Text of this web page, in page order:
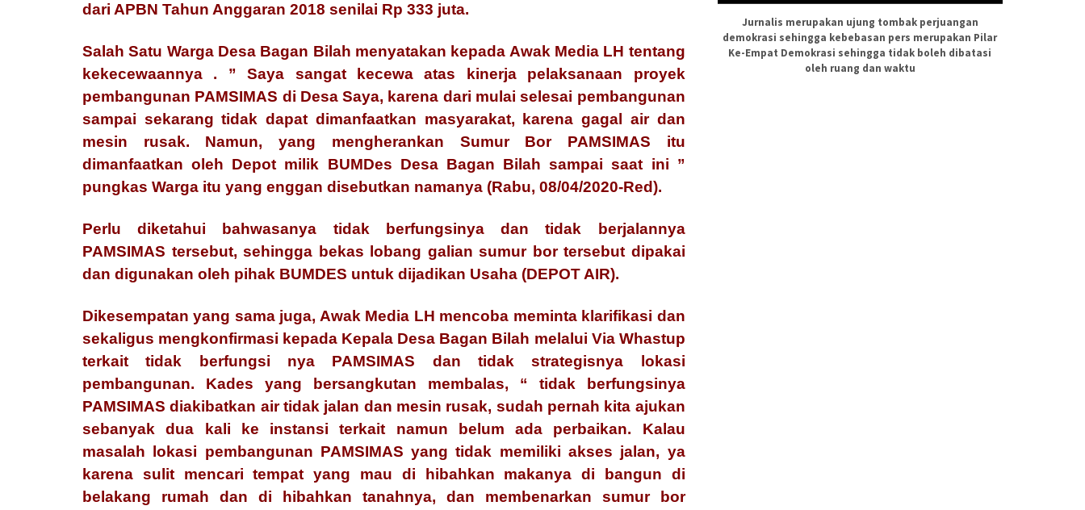
dari APBN Tahun Anggaran 2018 senilai Rp 333 juta.
Salah Satu Warga Desa Bagan Bilah menyatakan kepada Awak Media LH tentang
kekecewaannya . ” Saya sangat kecewa atas kinerja pelaksanaan proyek
pembangunan PAMSIMAS di Desa Saya, karena dari mulai selesai pembangunan
sampai sekarang tidak dapat dimanfaatkan masyarakat, karena gagal air dan
mesin rusak. Namun, yang mengherankan Sumur Bor PAMSIMAS itu
dimanfaatkan oleh Depot milik BUMDes Desa Bagan Bilah sampai saat ini ”
pungkas Warga itu yang enggan disebutkan namanya (Rabu, 08/04/2020-Red).
Perlu diketahui bahwasanya tidak berfungsinya dan tidak berjalannya
PAMSIMAS tersebut, sehingga bekas lobang galian sumur bor tersebut dipakai
dan digunakan oleh pihak BUMDES untuk dijadikan Usaha (DEPOT AIR).
Dikesempatan yang sama juga, Awak Media LH mencoba meminta klarifikasi dan
sekaligus mengkonfirmasi kepada Kepala Desa Bagan Bilah melalui Via Whastup
terkait tidak berfungsi nya PAMSIMAS dan tidak strategisnya lokasi
pembangunan. Kades yang bersangkutan membalas, “ tidak berfungsinya
PAMSIMAS diakibatkan air tidak jalan dan mesin rusak, sudah pernah kita ajukan
sebanyak dua kali ke instansi terkait namun belum ada perbaikan. Kalau
masalah lokasi pembangunan PAMSIMAS yang tidak memiliki akses jalan, ya
karena sulit mencari tempat yang mau di hibahkan makanya di bangun di
belakang rumah dan di hibahkan tanahnya, dan membenarkan sumur bor
Jurnalis merupakan ujung tombak perjuangan
demokrasi sehingga kebebasan pers merupakan Pilar
Ke-Empat Demokrasi sehingga tidak boleh dibatasi
oleh ruang dan waktu